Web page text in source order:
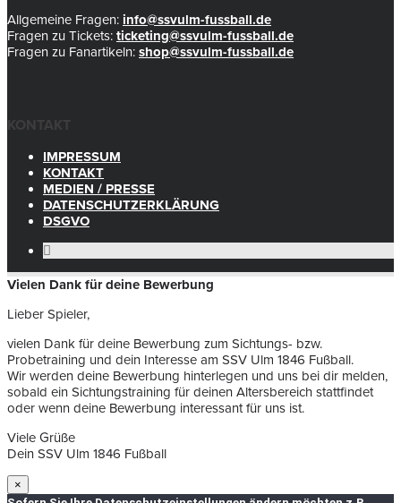
Allgemeine Fragen: info@ssvulm-fussball.de
Fragen zu Tickets: ticketing@ssvulm-fussball.de
Fragen zu Fanartikeln: shop@ssvulm-fussball.de
KONTAKT
IMPRESSUM
KONTAKT
MEDIEN / PRESSE
DATENSCHUTZERKLÄRUNG
DSGVO
Vielen Dank für deine Bewerbung
Lieber Spieler,
vielen Dank für deine Bewerbung zum Sichtungs- bzw.
Probetraining und dein Interesse am SSV Ulm 1846 Fußball.
Wir werden deine Bewerbung hinterlegen und uns bei dir melden,
sobald ein Sichtungstraining für deinen Altersbereich stattfindet
oder wenn deine Bewerbung interessant für uns ist.
Viele Grüße
Dein SSV Ulm 1846 Fußball
×